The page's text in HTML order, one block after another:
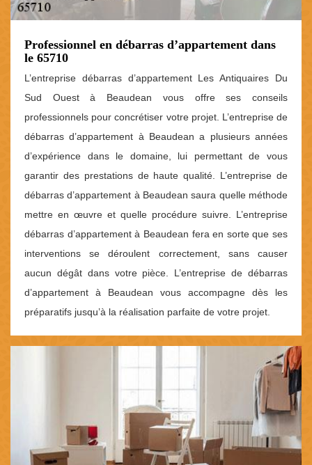
Professionnel en débarras d’appartement dans
le 65710
L’entreprise débarras d’appartement Les Antiquaires Du
Sud Ouest à Beaudean vous offre ses conseils
professionnels pour concrétiser votre projet. L’entreprise de
débarras d’appartement à Beaudean a plusieurs années
d’expérience dans le domaine, lui permettant de vous
garantir des prestations de haute qualité. L’entreprise de
débarras d’appartement à Beaudean saura quelle méthode
mettre en œuvre et quelle procédure suivre. L’entreprise
débarras d’appartement à Beaudean fera en sorte que ses
interventions se déroulent correctement, sans causer
aucun dégât dans votre pièce. L’entreprise de débarras
d’appartement à Beaudean vous accompagne dès les
préparatifs jusqu’à la réalisation parfaite de votre projet.